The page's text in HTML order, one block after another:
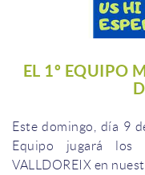
EL 1º EQUIPO
Este domingo día 9
Equipo
jugará los
VALLDOREIX en